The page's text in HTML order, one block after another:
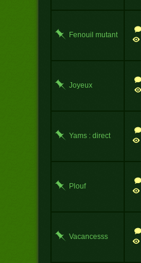
Fenouil mutant
Joyeux
Yams : direct
Plouf
Vacancesss